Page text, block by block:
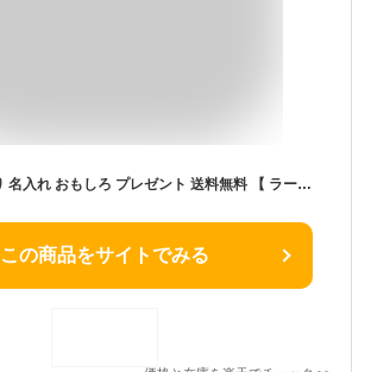
ラーメン どんぶり 名入れ おもしろ プレゼント 送料無料 【 ラーメン丼ぶり と 餃子皿 セット 】 名前入り ギフト 誕生日プレゼント 男性 20代 30代 40代 面白い 食器 中華皿 中華料理 父 友達 彼氏 旦那 誕生日 還暦 祝い 名前 入り 入れ Present Gift 新生活 母の日
この商品をサイトでみる